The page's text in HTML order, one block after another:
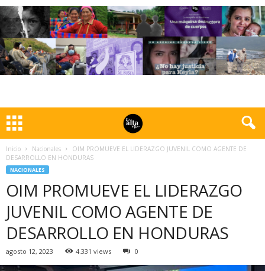
Inicio Nacionales
OIM PROMUEVE EL LIDERAZGO JUVENIL COMO AGENTE DE
DESARROLLO EN HONDURAS
NACIONALES
OIM PROMUEVE EL LIDERAZGO
JUVENIL COMO AGENTE DE
DESARROLLO EN HONDURAS
agosto 12, 2023 4.331 views 0